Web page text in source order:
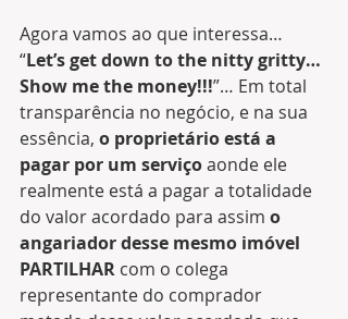
Agora vamos ao que interessa…
“Let’s get down to the nitty gritty…
Show me the money!!!”… Em total
transparência no negócio, e na sua
essência, o proprietário está a
pagar por um serviço aonde ele
realmente está a pagar a totalidade
do valor acordado para assim o
angariador desse mesmo imóvel
PARTILHAR com o colega
representante do comprador